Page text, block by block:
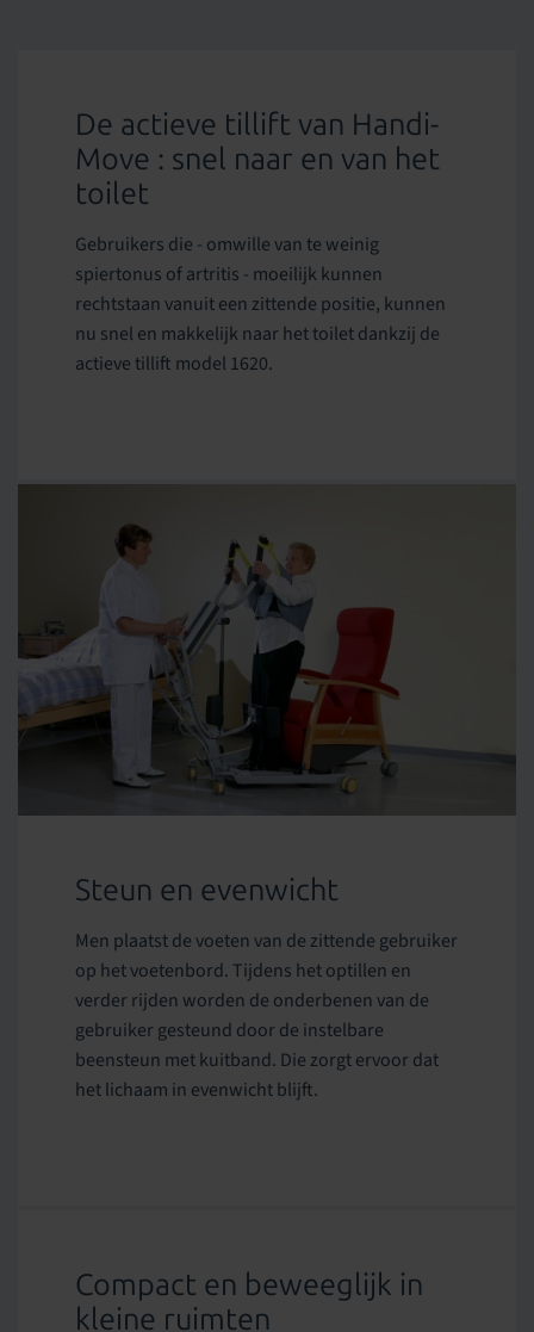
De actieve tillift van Handi-
Move : snel naar en van het
toilet
Gebruikers die - omwille van te weinig
spiertonus of artritis - moeilijk kunnen
rechtstaan vanuit een zittende positie, kunnen
nu snel en makkelijk naar het toilet dankzij de
actieve tillift model 1620.
Steun en evenwicht
Men plaatst de voeten van de zittende gebruiker
op het voetenbord. Tijdens het optillen en
verder rijden worden de onderbenen van de
gebruiker gesteund door de instelbare
beensteun met kuitband. Die zorgt ervoor dat
het lichaam in evenwicht blijft.
Compact en beweeglijk in
kleine ruimten